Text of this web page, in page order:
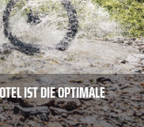
IST DIE OPTIMALE